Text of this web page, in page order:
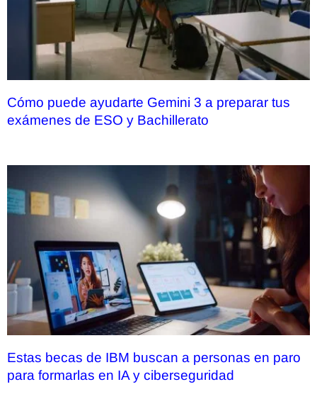
Cómo puede ayudarte Gemini 3 a preparar tus
exámenes de ESO y Bachillerato
Estas becas de IBM buscan a personas en paro
para formarlas en IA y ciberseguridad